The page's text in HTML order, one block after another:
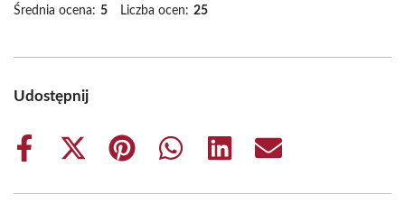
Średnia ocena: 5 Liczba ocen: 25
Udostępnij
Share
Share
(Twitter)
Share
Share
Share
Share